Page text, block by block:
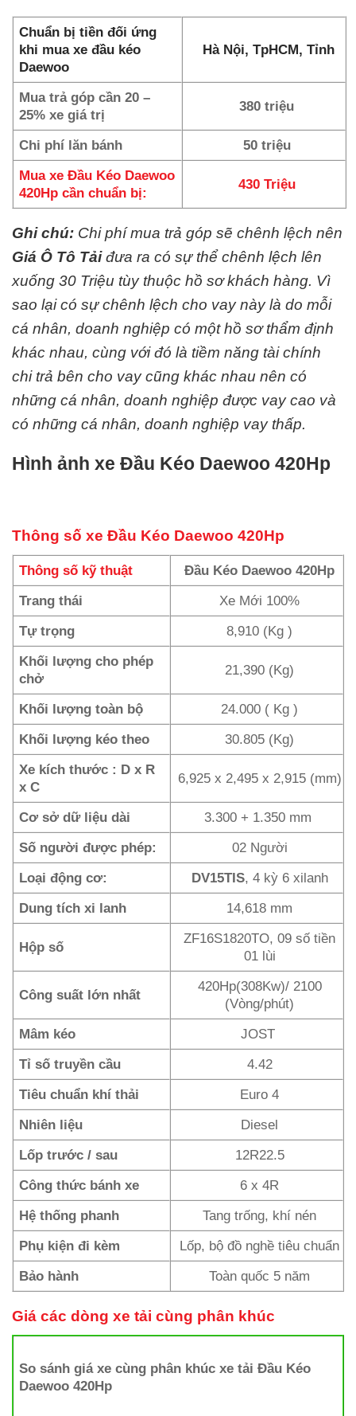
Chuẩn bị tiền đối ứng
khi mua xe đầu kéo
Daewoo
Hà Nội, TpHCM, Tỉnh
Mua trả góp cần 20 –
25% xe giá trị
380 triệu
Chi phí lăn bánh
50 triệu
Mua xe Đầu Kéo Daewoo
420Hp cần chuẩn bị:
430 Triệu
Ghi chú: Chi phí mua trả góp sẽ chênh lệch nên
Giá Ô Tô Tảiđưa ra có sự thể chênh lệch lên
xuống 30 Triệu tùy thuộc hồ sơ khách hàng. Vì
sao lại có sự chênh lệch cho vay này là do mỗi
cá nhân, doanh nghiệp có một hồ sơ thẩm định
khác nhau, cùng với đó là tiềm năng tài chính
chi trả bên cho vay cũng khác nhau nên có
những cá nhân, doanh nghiệp được vay cao và
có những cá nhân, doanh nghiệp vay thấp.
Hình ảnh xe Đầu Kéo Daewoo 420Hp
Thông số xe Đầu Kéo Daewoo 420Hp
Thông số kỹ thuật
Đầu Kéo Daewoo 420Hp
Trang thái
Xe Mới 100%
Tự trọng
8,910 (Kg )
Khối lượng cho phép
chở
21,390 (Kg)
Khối lượng toàn bộ
24.000 ( Kg )
Khối lượng kéo theo
30.805 (Kg)
Xe kích thước : D x R
x C
6,925 x 2,495 x 2,915 (mm)
Cơ sở dữ liệu dài
3.300 + 1.350 mm
Số người được phép:
02 Người
Loại động cơ:
DV15TIS, 4 kỳ 6 xilanh
Dung tích xi lanh
14,618 mm
Hộp số
ZF16S1820TO, 09 số tiền
01 lùi
Công suất lớn nhất
420Hp(308Kw)/ 2100
(Vòng/phút)
Mâm kéo
JOST
Tỉ số truyền cầu
4.42
Tiêu chuẩn khí thải
Euro 4
Nhiên liệu
Diesel
Lốp trước / sau
12R22.5
Công thức bánh xe
6 x 4R
Hệ thống phanh
Tang trống, khí nén
Phụ kiện đi kèm
Lốp, bộ đồ nghề tiêu chuẩn
Bảo hành
Toàn quốc 5 năm
Giá các dòng xe tải cùng phân khúc
So sánh giá xe cùng phân khúc xe tải Đầu Kéo
Daewoo 420Hp